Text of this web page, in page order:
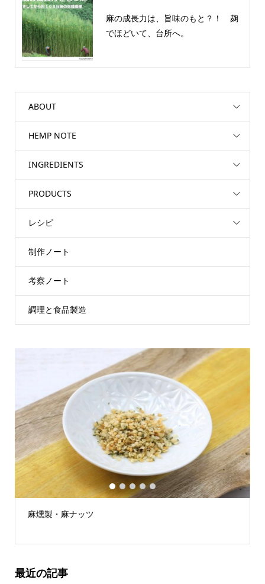
麻の成長力は、旨味のもと？！ 麹
でほどいて、台所へ。
ABOUT
HEMP NOTE
INGREDIENTS
PRODUCTS
レシピ
制作ノート
考察ノート
調理と食品製造
麻ナッツ
1 2 3 4 5
最近の記事